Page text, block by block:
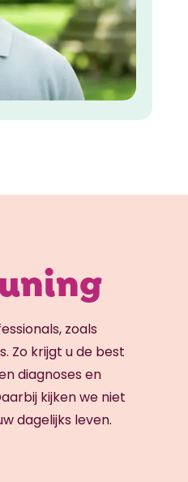
zoals
Zo krijgt u de best
diagnoses en
kijken we niet
dagelijks leven.